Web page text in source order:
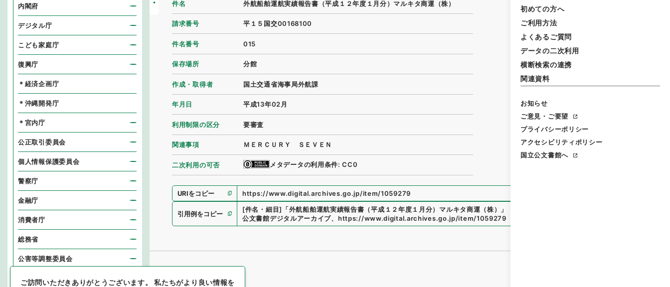
初めての方へ
ご利用方法
よくあるご質問
データの二次利用
横断検索の連携
関連資料
お知らせ
ご意見・ご要望
プライバシーポリシー
アクセシビリティポリシー
国立公文書館へ
件名 外航船舶運航実績報告書（平成１２年度１月分）マルキタ商運（株）
請求番号 平１５国交00168100
件名番号 015
保存場所 分館
作成・取得者 国土交通省海事局外航課
年月日 平成13年02月
利用制限の区分 要審査
関連事項 ＭＥＲＣＵＲＹ ＳＥＶＥＮ
二次利用の可否 メタデータの利用条件: CC0
URIをコピー https://www.digital.archives.go.jp/item/1059279
引用例をコピー
[件名・細目] 「外航船舶運航実績報告書（平成１２年度１月分）マルキタ商運（株） 」
公文書館デジタルアーカイブ、 https://www.digital.archives.go.jp/item/1059279
内閣府
デジタル庁
こども家庭庁
復興庁
＊経済企画庁
＊沖縄開発庁
＊宮内庁
公正取引委員会
個人情報保護委員会
警察庁
金融庁
消費者庁
総務省
公害等調整委員会
消防庁
ご訪問いただきありがとうございます。私たちがより良い情報を